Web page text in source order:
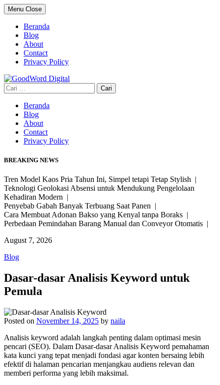
Skip
to
content
Menu Close
Beranda
Blog
About
Contact
Privacy Policy
Cari
untuk:
Beranda
Blog
About
Contact
Privacy Policy
BREAKING NEWS
Tren Model Kaos Pria Tahun Ini, Simpel tetapi Tetap Stylish |
Teknologi Geolokasi Absensi untuk Mendukung Pengelolaan
Kehadiran Modern |
Penyebab Gabah Banyak Terbuang Saat Panen |
Cara Membuat Adonan Bakso yang Kenyal tanpa Boraks |
Perbedaan Pemindahan Barang Manual dan Conveyor Otomatis |
August 7, 2026
Blog
Dasar-dasar Analisis Keyword untuk
Pemula
Posted on November 14, 2025 by naila
Analisis keyword adalah langkah penting dalam optimasi mesin
pencari (SEO). Dalam Dasar-dasar Analisis Keyword pemahaman
kata kunci yang tepat menjadi fondasi agar konten bersaing lebih
efektif di halaman pencarian menjangkau audiens relevan dan
memberi performa yang lebih maksimal.